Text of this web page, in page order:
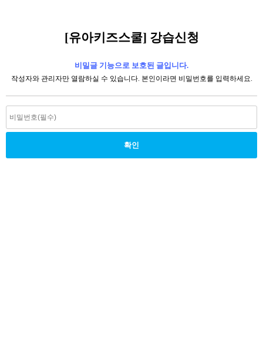
[유아키즈스쿨] 강습신청
비밀글 기능으로 보호된 글입니다.
작성자와 관리자만 열람하실 수 있습니다. 본인이라면 비밀번호를 입력하세요.